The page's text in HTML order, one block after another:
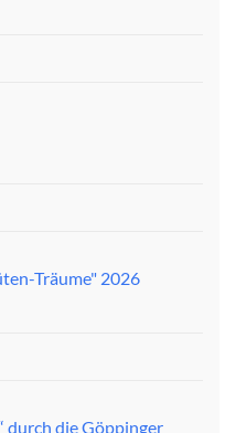
Träume" 2026
durch die Göppinger